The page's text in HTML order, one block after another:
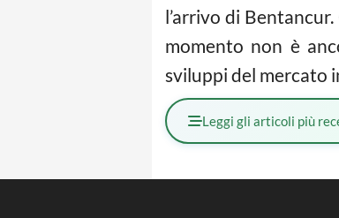
l’arrivo di
momento non è
sviluppi del mercato
Leggi gli articoli più